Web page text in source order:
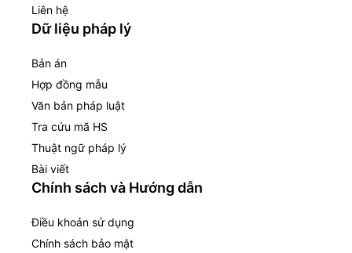
Liên hệ
Dữ liệu pháp lý
Bản án
Hợp đồng mẫu
Văn bản pháp luật
Tra cứu mã HS
Thuật ngữ pháp lý
Bài viết
Chính sách và Hướng dẫn
Điều khoản sử dụng
Chính sách bảo mật